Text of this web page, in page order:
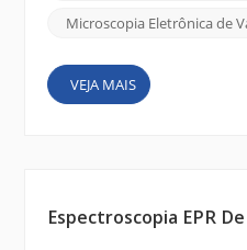
Microscopia Eletrônica de
VEJA MAIS
Espectroscopia EPR